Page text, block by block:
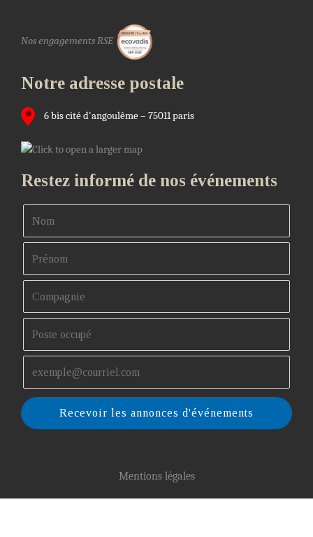
Nos engagements RSE
Notre adresse postale
6 bis cité d'angoulême – 75011 paris
Restez informé de nos événements
Recevoir les annonces d'événements
Mentions légales